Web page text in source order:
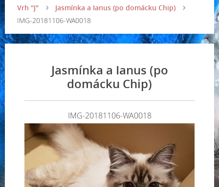
Vrh "J"
Jasmínka a Ianus (po domácku Chip)
IMG-20181106-WA0018
Jasmínka a Ianus (po
domácku Chip)
IMG-20181106-WA0018